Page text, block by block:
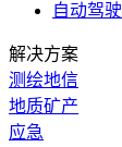
自动驾驶
解决方案
测绘地信
地质矿产
应急